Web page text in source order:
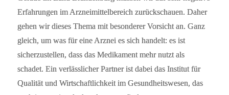
Erfahrungen im Arzneimittelbereich zurückschauen. Daher
gehen wir dieses Thema mit besonderer Vorsicht an. Ganz
gleich, um was für eine Arznei es sich handelt: es ist
sicherzustellen, dass das Medikament mehr nutzt als
schadet. Ein verlässlicher Partner ist dabei das Institut für
Qualität und Wirtschaftlichkeit im Gesundheitswesen, das